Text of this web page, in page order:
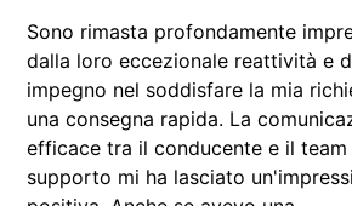
Sono rimasta profondamente
dalla loro eccezionale reattività e
impegno nel soddisfare la mia
una consegna rapida. La
efficace tra il conducente e il team
supporto mi ha lasciato